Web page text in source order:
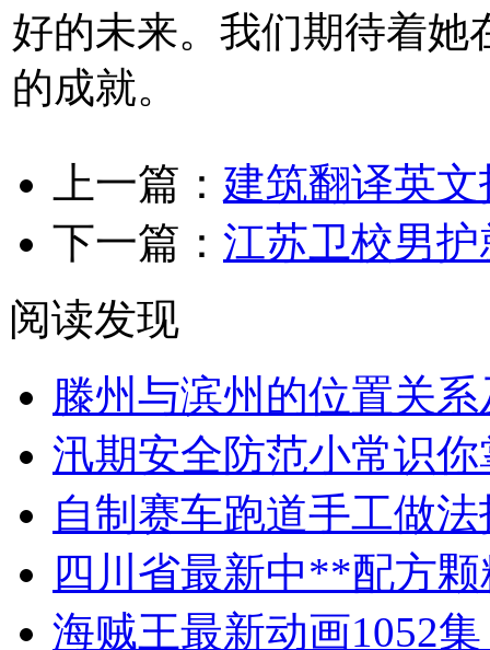
好的未来。我们期待着她
的成就。
上一篇： 建筑翻译英文
下一篇： 江苏卫校男
阅读发现
滕州与滨州的位置关
汛期安全防范小常识
自制赛车跑道手工做
四川省最新中**配方
海贼王最新动画1052